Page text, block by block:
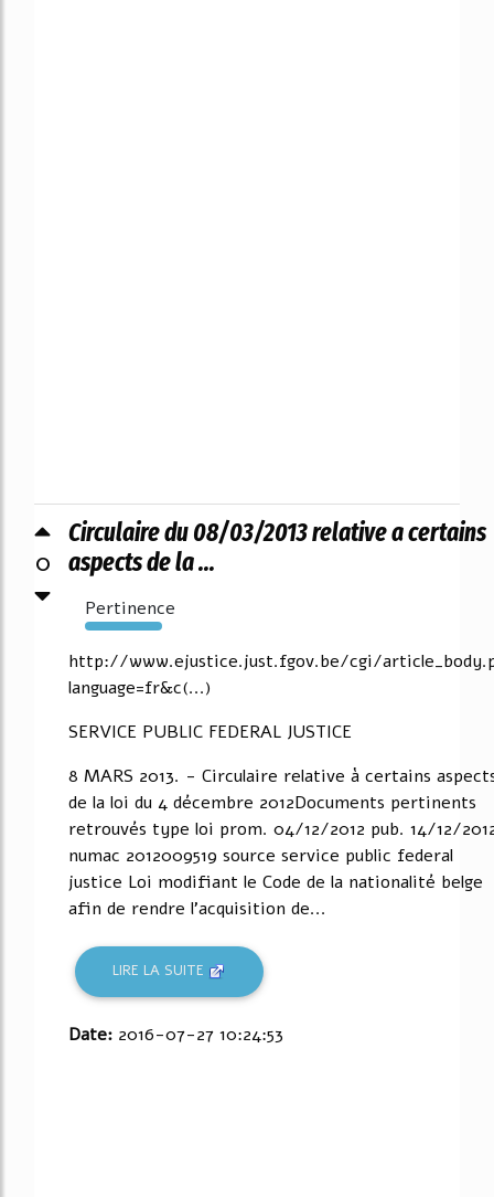
0
Circulaire du 08/03/2013 relative a certains
aspects de la ...
Pertinence
2254%
http://www.ejustice.just.fgov.be/cgi/
language=fr&c(...)
SERVICE PUBLIC FEDERAL JUSTICE
8 MARS 2013. - Circulaire relative à certains
de la loi du 4 décembre 2012Documents pertinents
retrouvés type loi prom. 04/12/2012 pub. 14/12/
numac 2012009519 source service public federal
justice Loi modifiant le Code de la nationalité belge
afin de rendre l'acquisition de...
LIRE LA SUITE
Date: 2016-07-27 10:24:53